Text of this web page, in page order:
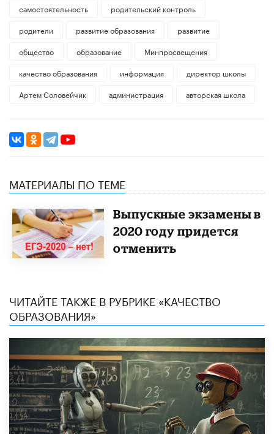
самостоятельность
родительский контроль
родители
развитие образования
развитие
общество
образование
Минпросвещения
качество образования
информация
директор школы
Артем Соловейчик
администрация авторская школа
МАТЕРИАЛЫ ПО ТЕМЕ
Выпускные экзамены в
2020 году придется
отменить
ЧИТАЙТЕ ТАКЖЕ В РУБРИКЕ «КАЧЕСТВО
ОБРАЗОВАНИЯ»